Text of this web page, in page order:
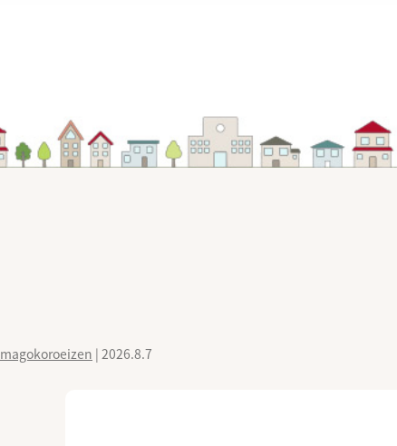
magokoroeizen | 2026.8.7